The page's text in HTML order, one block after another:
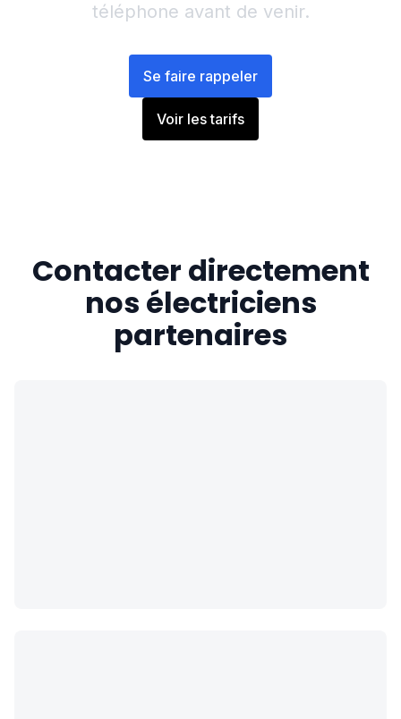
téléphone avant de venir.
Se faire rappeler
Voir les tarifs
Contacter directement
nos électriciens
partenaires